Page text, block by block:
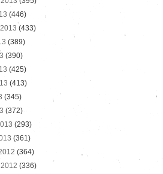
(446)
(433)
(389)
(390)
(425)
(413)
(345)
(372)
(293)
(361)
(364)
(336)